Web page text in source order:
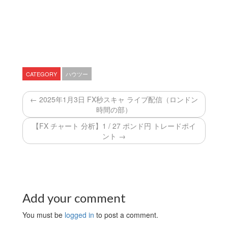
CATEGORY ハウツー
← 2025年1月3日 FX秒スキャ ライブ配信（ロンドン
時間の部）
【FX チャート 分析】1 / 27 ポンド円 トレードポイ
ント →
Add your comment
You must be logged in to post a comment.